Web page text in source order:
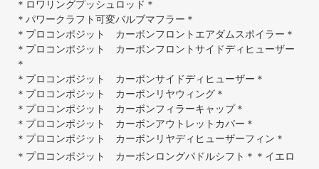
＊ロワリングプッシュロッド＊
＊パワークラフト可変バルブマフラー＊
＊プロコンポジット カーボンフロントエアダムスポイラー＊
＊プロコンポジット カーボンフロントサイドディヒューザー
＊
＊プロコンポジット カーボンサイドディヒューザー＊
＊プロコンポジット カーボンリヤウィング＊
＊プロコンポジット カーボンフィラーキャップ＊
＊プロコンポジット カーボンアウトレットカバー＊
＊プロコンポジット カーボンリヤディヒューザーフィン＊
＊プロコンポジット カーボンロングパドルシフト＊＊イエロ